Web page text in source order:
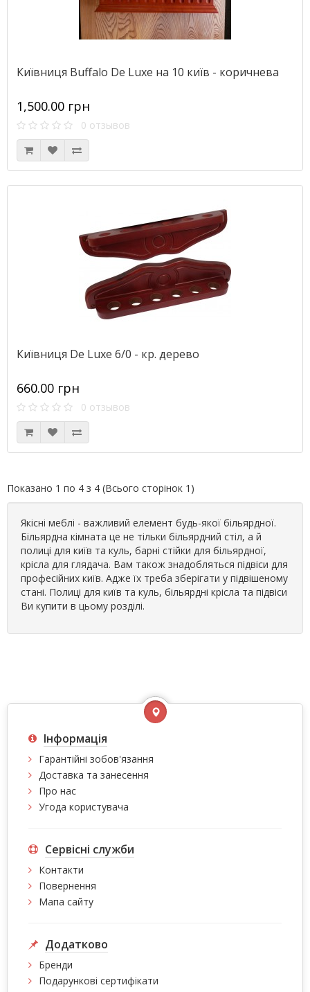
Київниця Buffalo De Luxe на 10 київ - коричнева
1,500.00 грн
0 отзывов
Київниця De Luxe 6/0 - кр. дерево
660.00 грн
0 отзывов
Показано 1 по 4 з 4 (Всього сторінок 1)
Якісні меблі - важливий елемент будь-якої більярдної.
Більярдна кімната це не тільки більярдний стіл, а й
полиці для київ та куль, барні стійки для більярдної,
крісла для глядача. Вам також знадобляться підвіси для
професійних київ. Адже їх треба зберігати у підвішеному
стані. Полиці для київ та куль, більярдні крісла та підвіси
Ви купити в цьому розділі.
Інформація
Гарантійні зобов'язання
Доставка та занесення
Про нас
Угода користувача
Сервісні служби
Контакти
Повернення
Мапа сайту
Додатково
Бренди
Подарункові сертифікати